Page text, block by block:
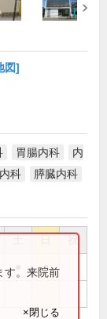
図]
胃腸内科
内
科 膵臓内科
祝
●
す。来院前
×閉じる